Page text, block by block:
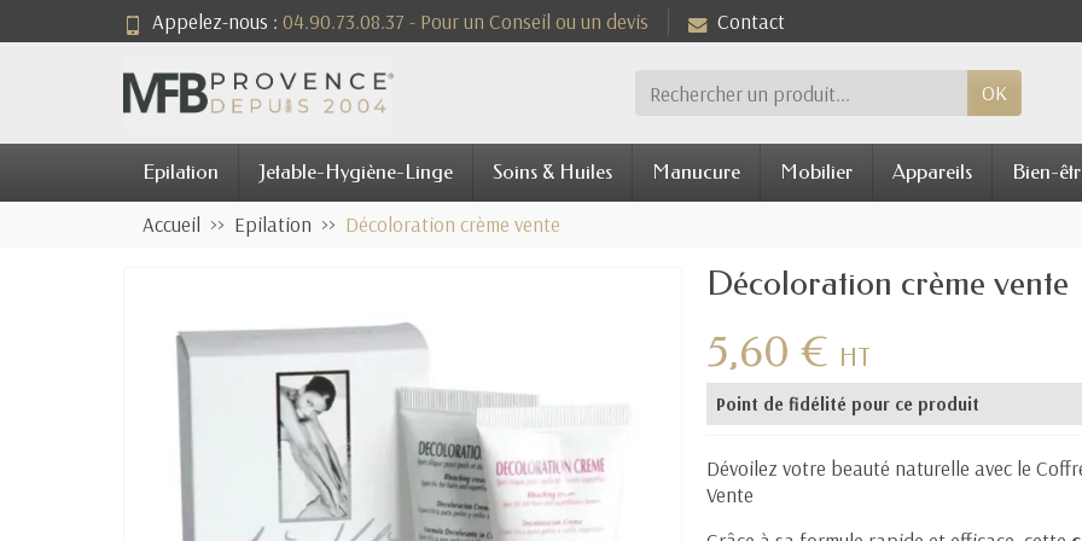
Appelez-nous : 04.90.73.08.37 - Pour un Conseil ou un devis Contact
OK
Epilation Jetable-Hygiène-Linge Soins & Huiles Manucure Mobilier Appareils Bien-
Accueil Epilation Décoloration crème vente
Décoloration crème vente
5,60 € HT
Point de fidélité pour ce produit
Dévoilez votre beauté naturelle avec le
Vente